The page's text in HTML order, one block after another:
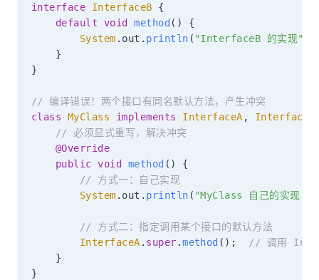
interface InterfaceB
{
default
void method ( )
{
System . out . println ( "InterfaceB 的实现"
}
}
// 编译错误！两个接口有同名默认方法，产生冲突
class
MyClass implements InterfaceA ,
InterfaceB
// 必须显式重写，解决冲突
@Override
public void method ( )
{
// 方式一：自己实现
System . out . println ( "MyClass 自己的实现"
// 方式二：指定调用某个接口的默认方法
InterfaceA . super .method ( ) ;
// 调用
}
}